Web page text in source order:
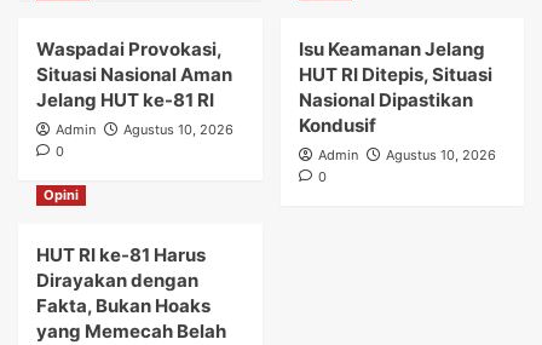
Waspadai Provokasi,
Situasi Nasional Aman
Jelang HUT ke-81 RI
Admin
Agustus 10, 2026
0
Isu Keamanan Jelang
HUT RI Ditepis, Situasi
Nasional Dipastikan
Kondusif
Admin
Agustus 10, 2026
0
Opini
HUT RI ke-81 Harus
Dirayakan dengan
Fakta, Bukan Hoaks
yang Memecah Belah